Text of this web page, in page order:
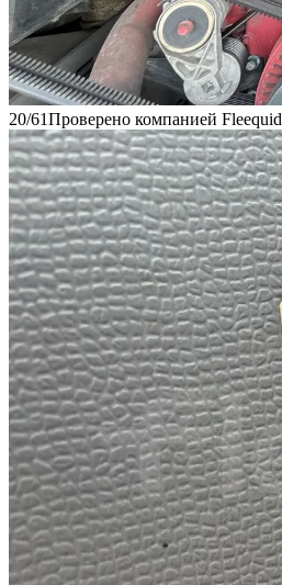
20/61Проверено компанией Fleequid